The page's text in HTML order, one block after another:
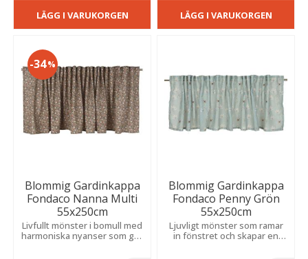
LÄGG I VARUKORGEN LÄGG I VARUKORGEN
Blommig Gardinkappa
Fondaco Nanna Multi
55x250cm
Livfullt mönster i bomull med
harmoniska nyanser som ger
34%
Blommig Gardinkappa
Fondaco Penny Grön
55x250cm
Ljuvligt mönster som ramar
in fönstret och skapar en